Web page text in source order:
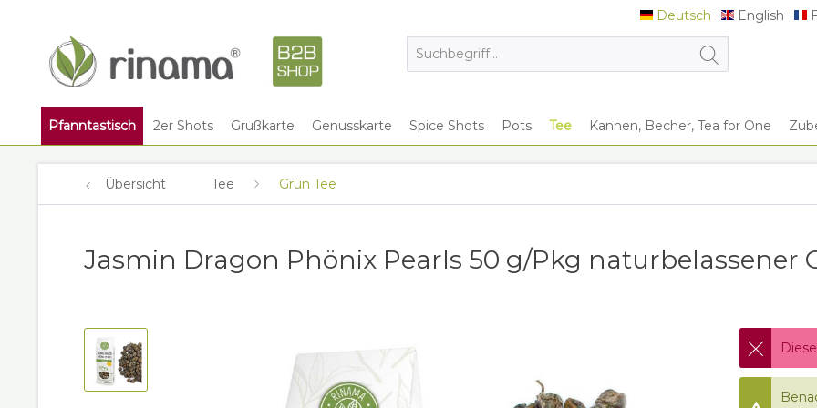
Deutsch
Deutsch English
English
Pfanntastisch 2er Shots Grußkarte Genusskarte Spice Shots Pots Tee Kannen, Becher, Tea for One
Übersicht Tee Grün Tee
Jasmin Dragon Phönix Pearls 50 g/Pkg naturbelassener